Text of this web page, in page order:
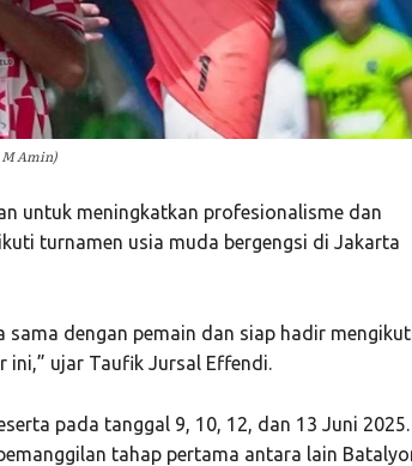
M Amin)
untuk meningkatkan profesionalisme dan
turnamen usia muda bergengsi di Jakarta
sama dengan pemain dan siap hadir
ini,” ujar Taufik Jursal Effendi.
pada tanggal 9, 10, 12, dan 13 Juni 2025.
tahap pertama antara lain